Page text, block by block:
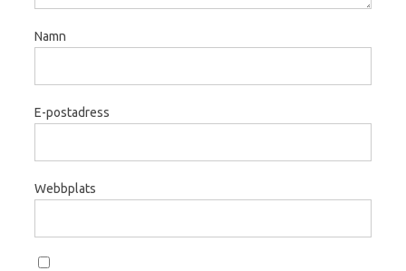
Namn
E-postadress
Webbplats